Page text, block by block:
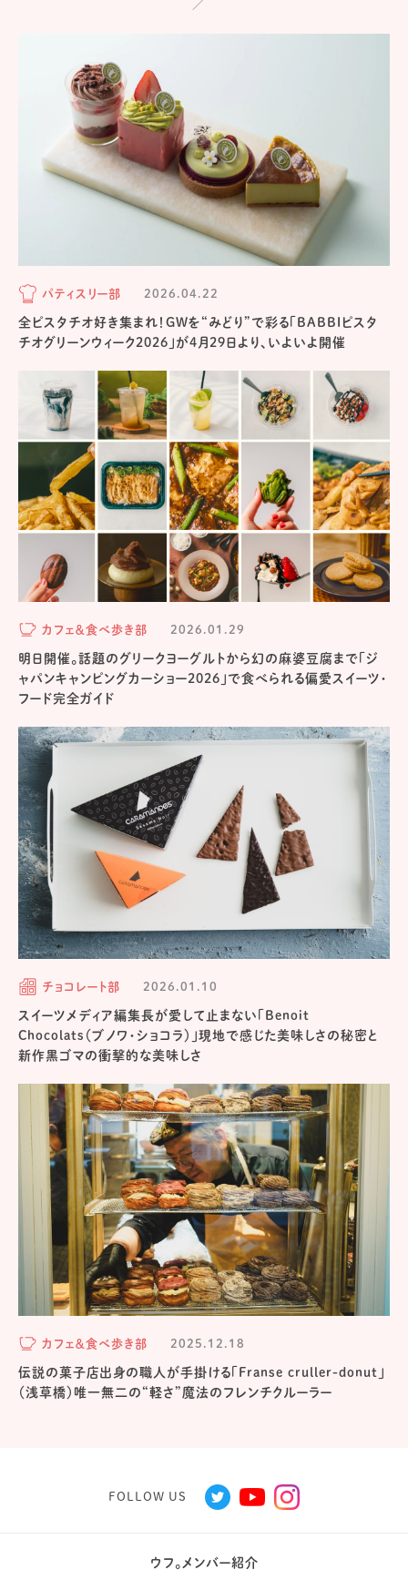
パティスリー部 2026.04.22
全ピスタチオ好き集まれ！GWを“みどり”で彩る「BABBIピスタ
チオグリーンウィーク2026」が4月29日より、いよいよ開催
カフェ＆食べ歩き部 2026.01.29
明日開催。話題のグリークヨーグルトから幻の麻婆豆腐まで「ジ
ャパンキャンピングカーショー2026」で食べられる偏愛スイーツ・
フード完全ガイド
チョコレート部 2026.01.10
スイーツメディア編集長が愛して止まない「Benoit
Chocolats（ブノワ・ショコラ）」現地で感じた美味しさの秘密と
新作黒ゴマの衝撃的な美味しさ
カフェ＆食べ歩き部 2025.12.18
伝説の菓子店出身の職人が手掛ける「Franse cruller-donut」
（浅草橋）唯一無二の“軽さ”魔法のフレンチクルーラー
FOLLOW US
ウフ。メンバー紹介